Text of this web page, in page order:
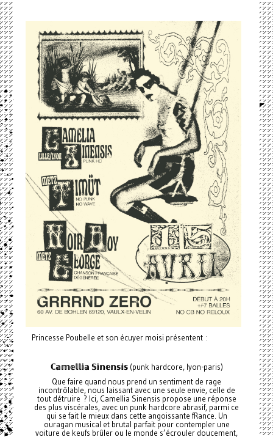
Princesse Poubelle et son écuyer moisi présentent :
ℂ𝕒𝕞𝕖𝕝𝕝𝕚𝕒 𝕊𝕚𝕟𝕖𝕟𝕤𝕚𝕤(punk hardcore, lyon-paris)
Que faire quand nous prend un sentiment de rage
incontrôlable, nous laissant avec une seule envie, celle de
tout détruire ? Ici, Camellia Sinensis propose une réponse
des plus viscérales, avec un punk hardcore abrasif, parmi ce
qui se fait le mieux dans cette angoissante fRance. Un
ouragan musical et brutal parfait pour contempler une
voiture de keufs brûler ou le monde s’écrouler doucement,